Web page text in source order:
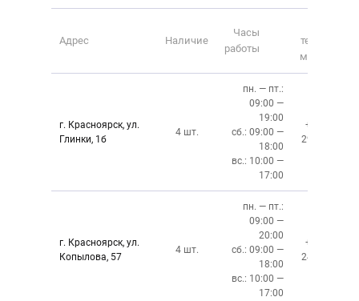
Адрес Наличие
Часы
работы
телефона
магазина
г. Красноярск, ул.
Глинки, 1б
4 шт.
пн. — пт.:
09:00 —
19:00
сб.: 09:00 —
18:00
вс.: 10:00 —
17:00
+7 (391)
294-02-02
г. Красноярск, ул.
Копылова, 57
4 шт.
пн. — пт.:
09:00 —
20:00
сб.: 09:00 —
18:00
вс.: 10:00 —
17:00
+7 (391)
243-76-13